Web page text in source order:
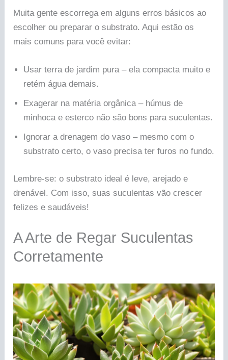
Muita gente escorrega em alguns erros básicos ao
escolher ou preparar o substrato. Aqui estão os
mais comuns para você evitar:
Usar terra de jardim pura – ela compacta muito e
retém água demais.
Exagerar na matéria orgânica – húmus de
minhoca e esterco não são bons para suculentas.
Ignorar a drenagem do vaso – mesmo com o
substrato certo, o vaso precisa ter furos no fundo.
Lembre-se: o substrato ideal é leve, arejado e
drenável. Com isso, suas suculentas vão crescer
felizes e saudáveis!
A Arte de Regar Suculentas
Corretamente